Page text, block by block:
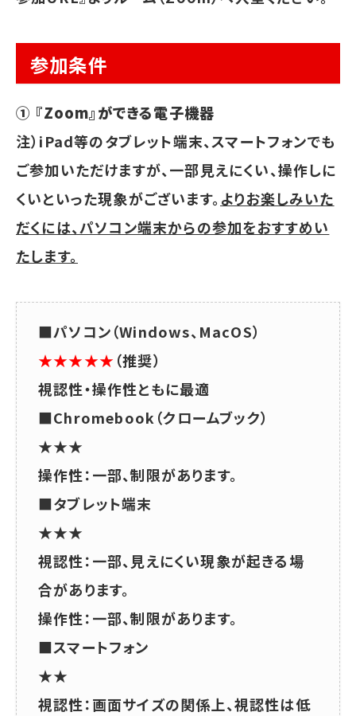
参加条件
① 『Zoom』ができる電子機器
注）iPad等のタブレット端末、スマートフォンでも
ご参加いただけますが、一部見えにくい、操作しに
くいといった現象がございます。よりお楽しみいた
だくには、パソコン端末からの参加をおすすめい
たします。
■パソコン（Windows、MacOS）
★★★★★ （推奨）
視認性・操作性ともに最適
■Chromebook（クロームブック）
★★★
操作性：一部、制限があります。
■タブレット端末
★★★
視認性：一部、見えにくい現象が起きる場
合があります。
操作性：一部、制限があります。
■スマートフォン
★★
視認性：画面サイズの関係上、視認性は低